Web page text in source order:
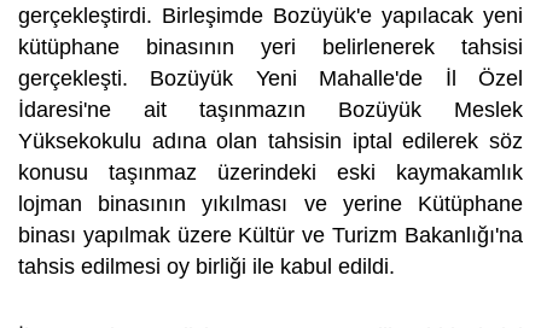
gerçekleştirdi. Birleşimde Bozüyük'e yapılacak yeni
kütüphane binasının yeri belirlenerek tahsisi
gerçekleşti. Bozüyük Yeni Mahalle'de İl Özel
İdaresi'ne ait taşınmazın Bozüyük Meslek
Yüksekokulu adına olan tahsisin iptal edilerek söz
konusu taşınmaz üzerindeki eski kaymakamlık
lojman binasının yıkılması ve yerine Kütüphane
binası yapılmak üzere Kültür ve Turizm Bakanlığı'na
tahsis edilmesi oy birliği ile kabul edildi.